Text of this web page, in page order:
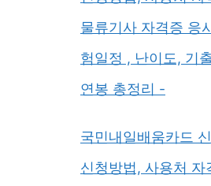
물류기사 자격증 응
험일정 , 난이도, 기
연봉 총정리 -
국민내일배움카드
신청방법, 사용처 자